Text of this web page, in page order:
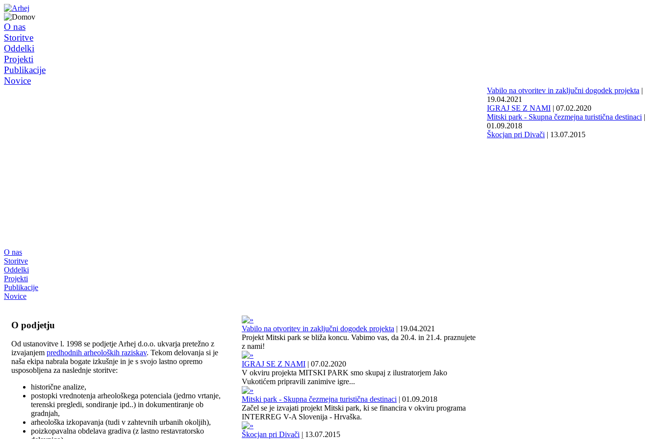
O nas
Storitve
Oddelki
Projekti
Publikacije
Novice
O nas
Storitve
Oddelki
Projekti
Publikacije
Novice
Vabilo na otvoritev in zaključni dogodek projekta |
19.04.2021
IGRAJ SE Z NAMI | 07.02.2020
Mitski park - Skupna čezmejna turistična destinaci |
01.09.2018
Škocjan pri Divači | 13.07.2015
O podjetju
Od ustanovitve l. 1998 se podjetje Arhej d.o.o. ukvarja pretežno z
izvajanjem predhodnih arheoloških raziskav. Tekom delovanja si je
naša ekipa nabrala bogate izkušnje in je s svojo lastno opremo
usposobljena za naslednje storitve:
historične analize,
postopki vrednotenja arheološkega potenciala (jedrno vrtanje,
terenski pregledi, sondiranje ipd..) in dokumentiranje ob
gradnjah,
arheološka izkopavanja (tudi v zahtevnih urbanih okoljih),
poizkopavalna obdelava gradiva (z lastno restavratorsko
Vabilo na otvoritev in zaključni dogodek projekta | 19.04.2021
Projekt Mitski park se bliža koncu. Vabimo vas, da 20.4. in 21.4. praznujete
z nami!
IGRAJ SE Z NAMI | 07.02.2020
V okviru projekta MITSKI PARK smo skupaj z ilustratorjem Jako
Vukotićem pripravili zanimive igre...
Mitski park - Skupna čezmejna turistična destinaci | 01.09.2018
Začel se je izvajati projekt Mitski park, ki se financira v okviru programa
INTERREG V-A Slovenija - Hrvaška.
Škocjan pri Divači | 13.07.2015